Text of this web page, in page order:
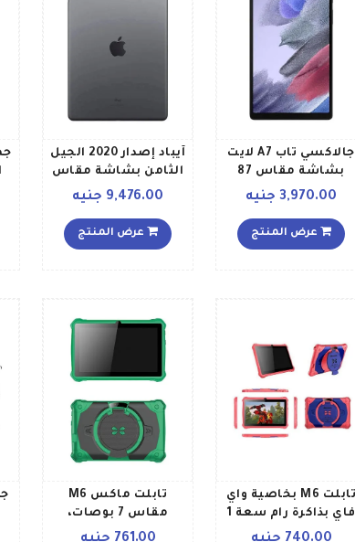
جالاكسي تاب A7 لايت
بشاشة مقاس 87
جيجابايت وذاكرة تخزين
32 جيجابايت بلون
3,970.00 جنيه
عرض المنتج
آيباد إصدار 2020 الجيل
الثامن بشاشة مقاس
102 بوصة وذاكرة داخلية
وخاصية واي فاي يدعم
تقنية 4G LTE مع
9,476.00 جنيه
عرض المنتج
تابلت M6 بخاصية واي
فاي بذاكرة رام سعة 1
جيجابايت وذاكرة داخلية
تابلت ماكس M6
مقاس 7 بوصات،